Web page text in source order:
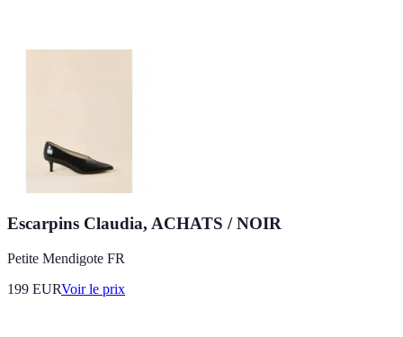
Escarpins Claudia, ACHATS / NOIR
Petite Mendigote FR
199 EURVoir le prix